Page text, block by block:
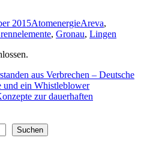
2015AtomenergieAreva,
, Gronau, Lingen
aus Verbrechen – Deutsche
und ein Whistleblower
zur dauerhaften
Suchen